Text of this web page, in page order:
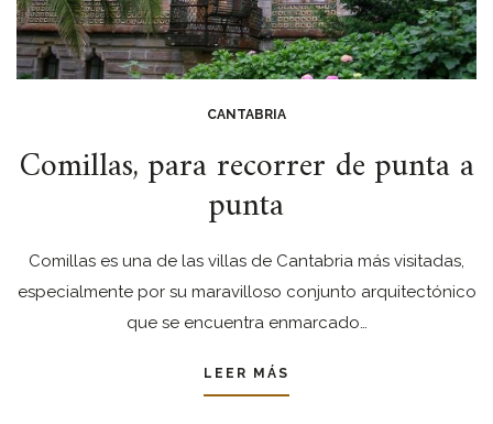
CANTABRIA
Comillas, para recorrer de punta a
punta
Comillas es una de las villas de Cantabria más visitadas,
especialmente por su maravilloso conjunto arquitectónico
que se encuentra enmarcado…
LEER MÁS